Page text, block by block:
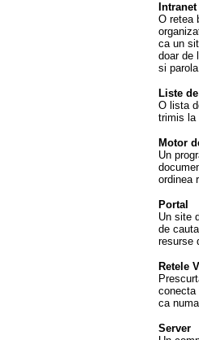
Intranet
O retea
ca un
doar de
si
Liste
O lista
trimis la
Motor
Un
ordinea
Portal
Un site
de
resurse
Retele
conecta
ca
Server